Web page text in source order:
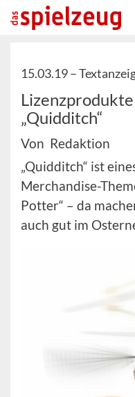
15.03.19 –
„Quidditch“
Von Redaktion
„Quidditch“ ist
Merchandise-
Potter“ – da
auch gut im